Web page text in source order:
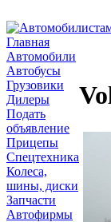
Главная
Автомобили
Автобусы
Грузовики
Дилеры
Подать
объявление
Прицепы
Спецтехника
Колеса,
шины, диски
Запчасти
Автофирмы